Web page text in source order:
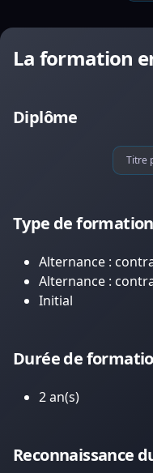
La formation
Diplôme
Titre
Type de formation
Alternance :
Alternance :
Initial
Durée de
2 an(s)
Reconnaissance